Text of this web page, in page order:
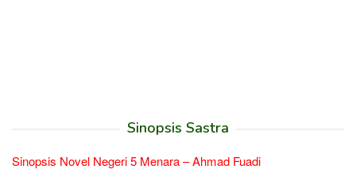
Sinopsis Sastra
Sinopsis Novel Negeri 5 Menara – Ahmad Fuadi